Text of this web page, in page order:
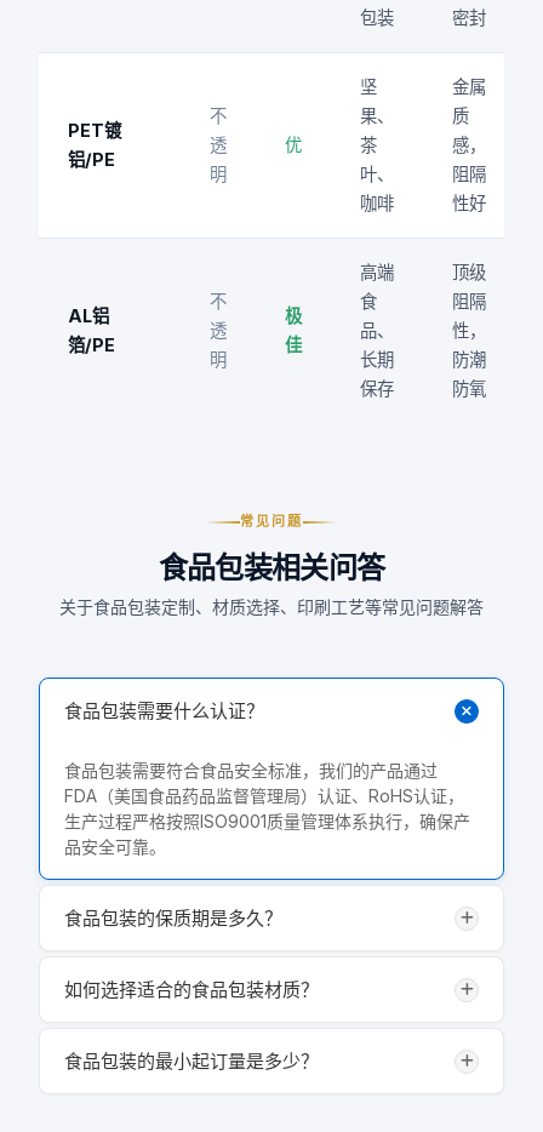
包装
密封
PET镀
铝/PE
不
透
明
优
坚
果、
茶
叶、
咖啡
金属
质
感，
阻隔
性好
AL铝
箔/PE
不
透
明
极
佳
高端
食
品、
长期
保存
顶级
阻隔
性，
防潮
防氧
常见问题
食品包装相关问答
关于食品包装定制、材质选择、印刷工艺等常见问题解答
食品包装需要什么认证？
食品包装需要符合食品安全标准，我们的产品通过
FDA（美国食品药品监督管理局）认证、RoHS认证，
生产过程严格按照ISO9001质量管理体系执行，确保产
品安全可靠。
食品包装的保质期是多久？
品的保护效果取决于材质和结构，我们会根据您的食品
如何选择适合的食品包装材质？
择OPP/CPP；油性食品（如坚果、油炸食品）建议
食品包装的最小起订量是多少？